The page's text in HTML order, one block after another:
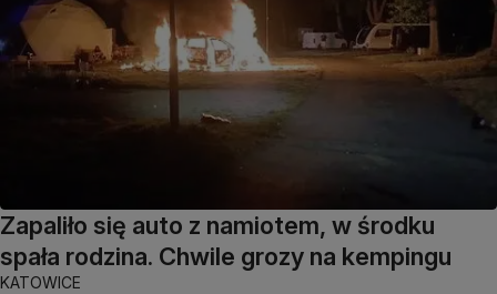
Zapaliło się auto z namiotem, w środku
spała rodzina. Chwile grozy na kempingu
KATOWICE